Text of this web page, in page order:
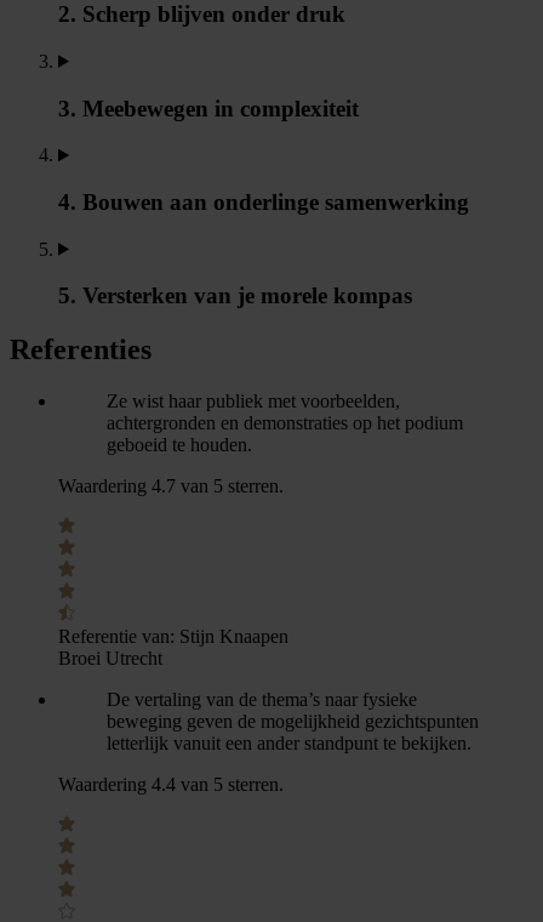
2. Scherp blijven onder druk
3. Meebewegen in complexiteit
4. Bouwen aan onderlinge samenwerking
5. Versterken van je morele kompas
Referenties
Ze wist haar publiek met voorbeelden,
achtergronden en demonstraties op het podium
geboeid te houden.
Waardering 4.7 van 5 sterren.
Referentie van: Stijn Knaapen
Broei Utrecht
De vertaling van de thema’s naar fysieke
beweging geven de mogelijkheid gezichtspunten
letterlijk vanuit een ander standpunt te bekijken.
Waardering 4.4 van 5 sterren.